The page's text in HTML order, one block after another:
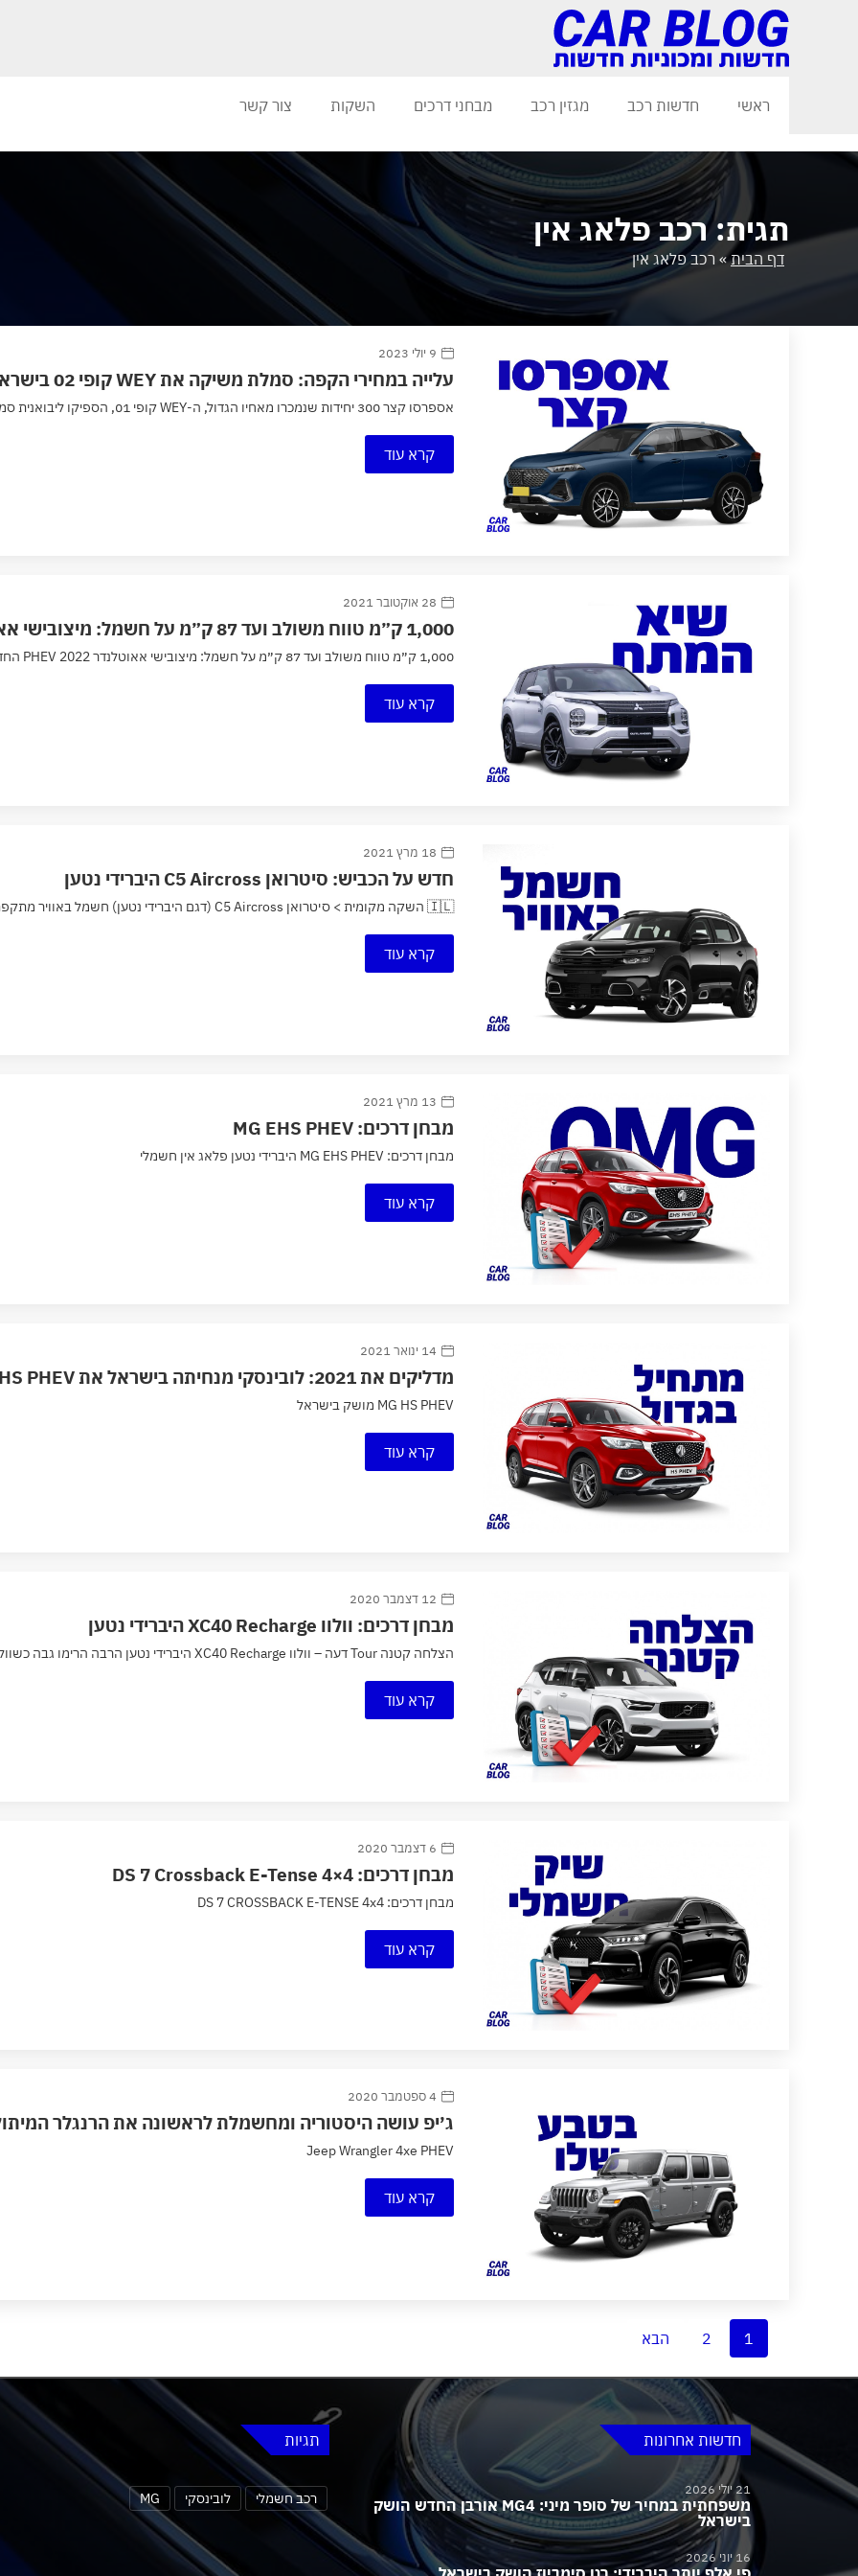
ראשי חדשות רכב מגזין רכב מבחני דרכים השקות צור קשר
תגית: רכב פלאג אין
דף הבית» רכב פלאג אין
9 יולי 2023
עלייה במחירי הקפה: סמלת משיקה את WEY קופי 02 בישראל 🔌
אספרסו קצר 300 יחידות שנמכרו מאחיו הגדול, ה-WEY קופי 01, הספיקו ליבואנית סמלת כדי להזדרז ולהנחית כאן אצלנו גם...
קרא עוד
28 אוקטובר 2021
1,000 ק״מ טווח משולב ועד 87 ק״מ על חשמל: מיצובישי אאוטלנדר PHEV 2022 החדש נחשף 🔋
1,000 ק״מ טווח משולב ועד 87 ק״מ על חשמל: מיצובישי אאוטלנדר PHEV 2022 החדש נחשף 🔋
קרא עוד
18 מרץ 2021
חדש על הכביש: סיטרואן C5 Aircross היברידי נטען
🇮🇱 השקה מקומית > סיטרואן C5 Aircross (דגם היברידי נטען) חשמל באוויר מתקפת הצרפתיות החשמליות ממשיכה במלוא המרץ, כשקבוצת...
קרא עוד
13 מרץ 2021
מבחן דרכים: MG EHS PHEV
מבחן דרכים: MG EHS PHEV היברידי נטען פלאג אין חשמלי
קרא עוד
14 ינואר 2021
מדליקים את 2021: לובינסקי מנחיתה בישראל את MG EHS PHEV
MG HS PHEV מושק בישראל
קרא עוד
12 דצמבר 2020
מבחן דרכים: וולוו XC40 Recharge היברידי נטען
הצלחה קטנה Tour דעה – וולוו XC40 Recharge היברידי נטען הרבה הרימו גבה כשוולוו נקנתה על ידי תאגיד ג׳ילי...
קרא עוד
6 דצמבר 2020
מבחן דרכים: DS 7 Crossback E-Tense 4×4
מבחן דרכים: DS 7 CROSSBACK E-TENSE 4x4
קרא עוד
4 ספטמבר 2020
ג׳יפ עושה היסטוריה ומחשמלת לראשונה את הרנגלר
Jeep Wrangler 4xe PHEV
קרא עוד
1
2 הבא
חדשות אחרונות
21 יולי 2026
משפחתית במחיר של סופר מיני: MG4 אורבן החדש הושק
בישראל
16 יוני 2026
תגיות
רכב חשמלי לובינסקי MG